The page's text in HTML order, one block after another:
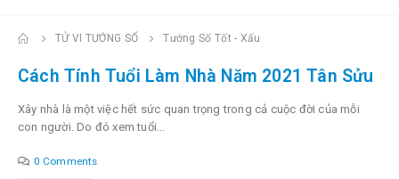
TỬ VI TƯỚNG SỐ Tướng Số Tốt - Xấu
Cách Tính Tuổi Làm Nhà Năm 2021 Tân Sửu
Xây nhà là một việc hết sức quan trọng trong cả cuộc đời của mỗi
con người. Do đó xem tuổi...
0 Comments